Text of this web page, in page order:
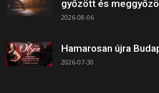
győzött és
2026-08-06
Hamarosan újra
2026-07-30